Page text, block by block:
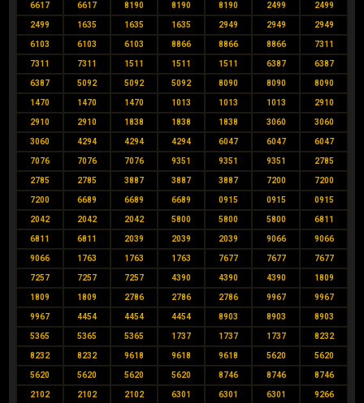
6617 6617 8190 8190 8190 2499 2499
2499 1635 1635 1635 2949 2949 2949
6103 6103 6103 8866 8866 8866 7311
7311 7311 1511 1511 1511 6387 6387
6387 5092 5092 5092 8090 8090 8090
1470 1470 1470 1013 1013 1013 2910
2910 2910 1838 1838 1838 3060 3060
3060 4294 4294 4294 6047 6047 6047
7076 7076 7076 9351 9351 9351 2785
2785 2785 3887 3887 3887 7200 7200
7200 6689 6689 6689 0915 0915 0915
2042 2042 2042 5800 5800 5800 6811
6811 6811 2039 2039 2039 9066 9066
9066 1763 1763 1763 7677 7677 7677
7257 7257 7257 4390 4390 4390 1809
1809 1809 2786 2786 2786 9967 9967
9967 4454 4454 4454 8903 8903 8903
5365 5365 5365 1737 1737 1737 8232
8232 8232 9618 9618 9618 5620 5620
5620 5620 5620 5620 8746 8746 8746
2102 2102 2102 6301 6301 6301 9266